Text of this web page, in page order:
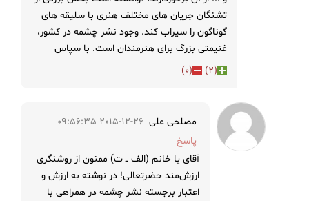
تشنگان جریان های مختلف هنری با سلیقه های
گوناگون را سیراب کند. وجود نشر چشمه در کشور،
غنیمتی بزرگ برای هنرمندان است. با سپاس
(
2
)
(
0
)
مصلحی علی 2015-12-26 09:56:35
پاسخ
آقای یا خانم (الف ــ ت) ممنون از روشنگری
ارزش‌مند حضرتعالی! در نوشته به ارزش و
اعتبار برجسته نشر چشمه در همراهی با